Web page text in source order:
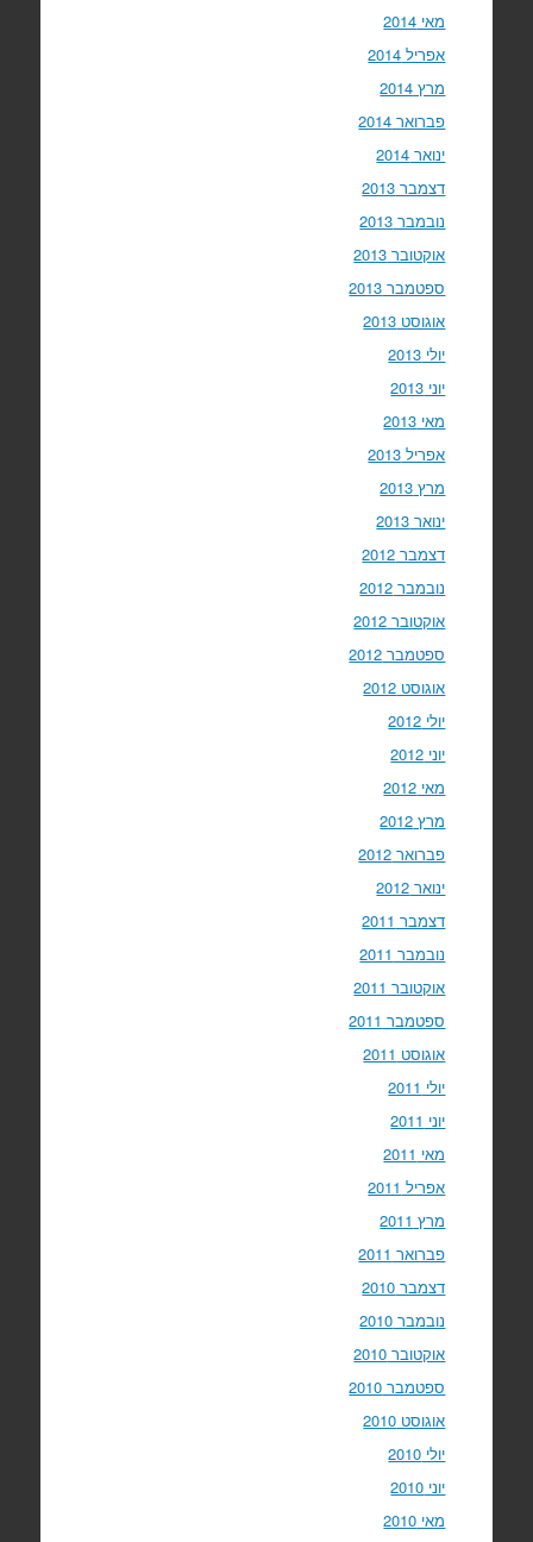
מאי 2014
אפריל 2014
מרץ 2014
פברואר 2014
ינואר 2014
דצמבר 2013
נובמבר 2013
אוקטובר 2013
ספטמבר 2013
אוגוסט 2013
יולי 2013
יוני 2013
מאי 2013
אפריל 2013
מרץ 2013
ינואר 2013
דצמבר 2012
נובמבר 2012
אוקטובר 2012
ספטמבר 2012
אוגוסט 2012
יולי 2012
יוני 2012
מאי 2012
מרץ 2012
פברואר 2012
ינואר 2012
דצמבר 2011
נובמבר 2011
אוקטובר 2011
ספטמבר 2011
אוגוסט 2011
יולי 2011
יוני 2011
מאי 2011
אפריל 2011
מרץ 2011
פברואר 2011
דצמבר 2010
נובמבר 2010
אוקטובר 2010
ספטמבר 2010
אוגוסט 2010
יולי 2010
יוני 2010
מאי 2010